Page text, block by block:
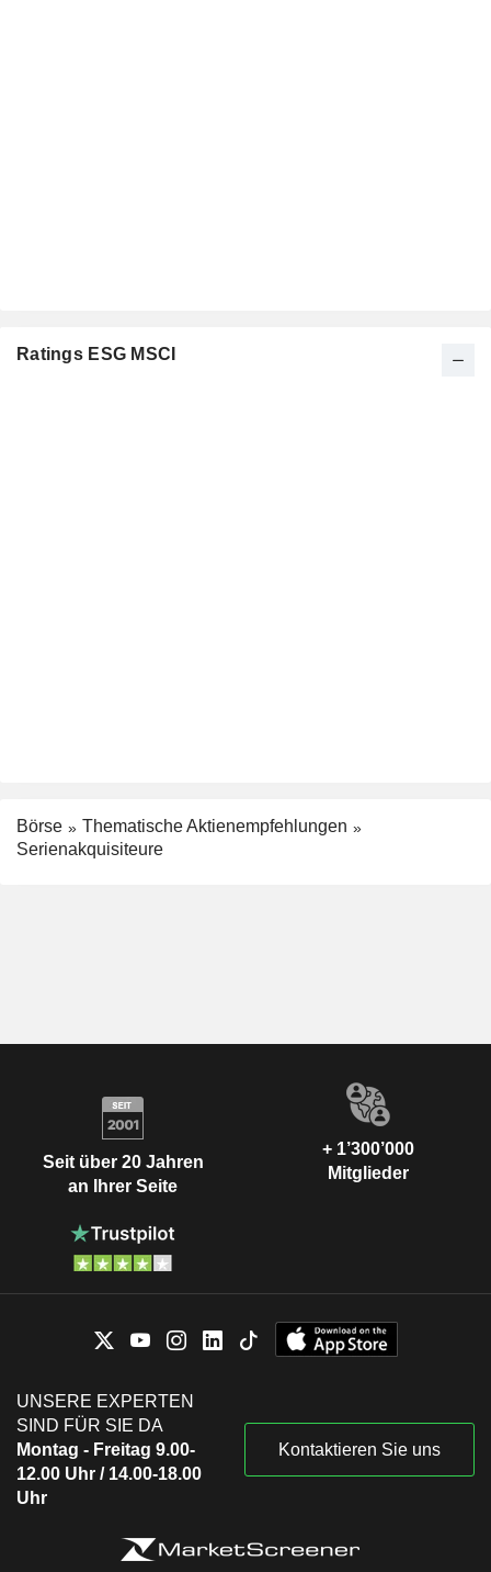
Ratings ESG MSCI
Börse
Thematische Aktienempfehlungen
Serienakquisiteure
Seit über 20 Jahren
an Ihrer Seite
+ 1’300’000
Mitglieder
UNSERE EXPERTEN
SIND FÜR SIE DA
Montag - Freitag 9.00-
12.00 Uhr / 14.00-18.00
Uhr
Kontaktieren Sie uns